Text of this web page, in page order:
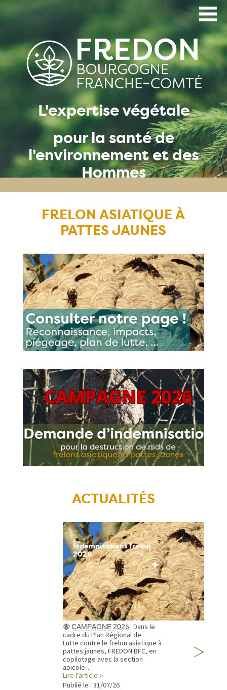
L'expertise végétale
pour la santé de
l'environnement et des
Hommes
FRELON ASIATIQUE À
PATTES JAUNES
ACTUALITÉS
Indemnisations frelon
2026
+
🐝 C͟A͟M͟P͟A͟G͟N͟E͟ 2͟0͟2͟6 ! Dans le
cadre du Plan Régional de
Lutte contre le frelon asiatique à
pattes jaunes, FREDON BFC, en
copilotage avec la section
apicole…
Lire l'article >
Publié le : 31/07/26